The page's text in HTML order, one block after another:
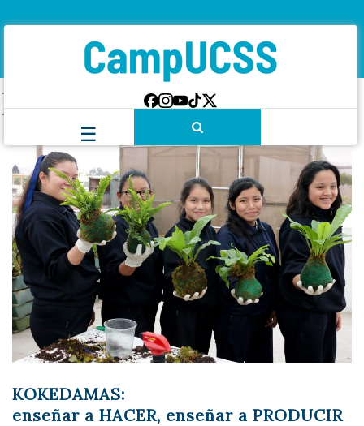
Etiqueta:Talleres
KOKEDAMAS:
enseñar a HACER, enseñar a PRODUCIR